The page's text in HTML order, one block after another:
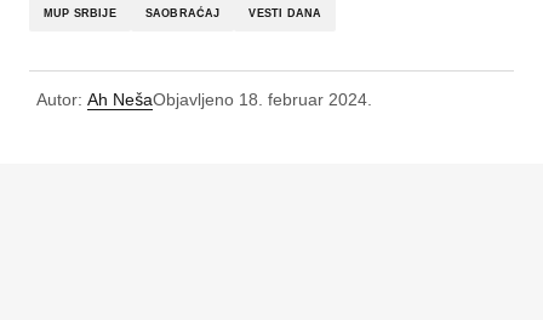
MUP SRBIJE SAOBRAĆAJ VESTI DANA
Autor: Ah NešaObjavljeno 18. februar 2024.